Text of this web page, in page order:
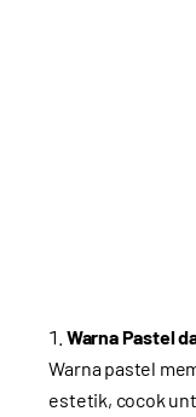
Warna Pastel
Warna pastel
estetik, cocok